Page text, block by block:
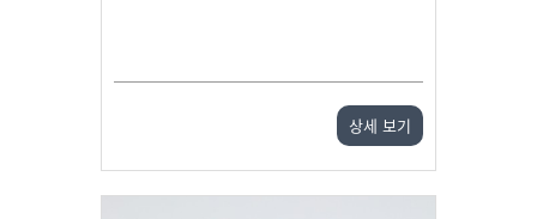
상세 보기